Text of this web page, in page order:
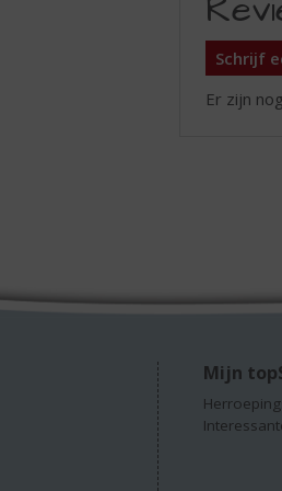
Schrijf
Er zijn
Mijn